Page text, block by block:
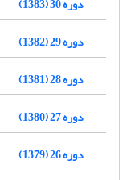
دوره 29 (1382)
دوره 28 (1381)
دوره 27 (1380)
دوره 26 (1379)